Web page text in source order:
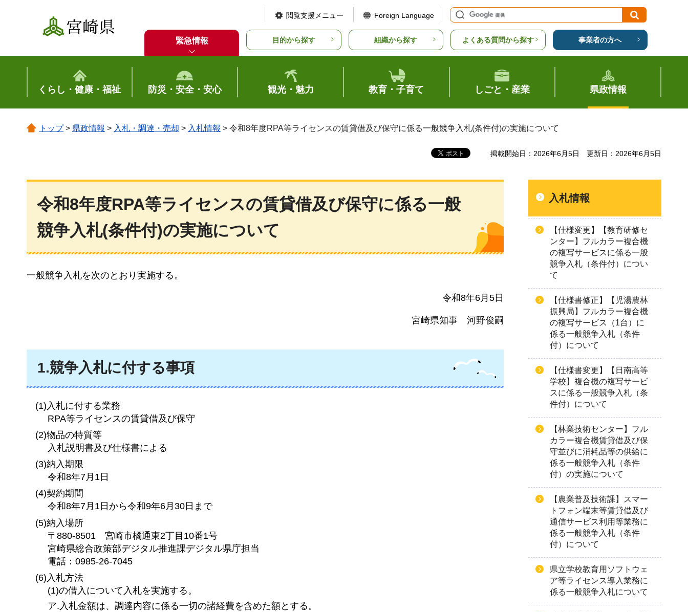
宮崎県
閲覧支援メニュー Foreign Language
緊急情報 目的から探す 組織から探す よくある質問から探す 事業者の方へ
くらし・健康・福祉 防災・安全・安心 観光・魅力 教育・子育て しごと・産業 県政情報
トップ> 県政情報 > 入札・調達・売却 > 入札情報 > 令和8年度RPA等ライセンスの賃貸借及び保守に係る一般競争入札(条件付)の実施について
掲載開始日：2026年6月5日 更新日：2026年6月5日
令和8年度RPA等ライセンスの賃貸借及び保守に係る一般
競争入札(条件付)の実施について
一般競争入札を次のとおり実施する。
令和8年6月5日
宮崎県知事 河野俊嗣
1.競争入札に付する事項
(1)入札に付する業務
RPA等ライセンスの賃貸借及び保守
(2)物品の特質等
入札説明書及び仕様書による
(3)納入期限
令和8年7月1日
(4)契約期間
令和8年7月1日から令和9年6月30日まで
(5)納入場所
〒880-8501
宮崎市橘通東2丁目10番1号
宮崎県総合政策部デジタル推進課デジタル県庁担当
電話：0985-26-7045
(6)入札方法
(1)の借入について入札を実施する。
ア.入札金額は、調達内容に係る一切の諸経費を含めた額とする。
入札情報
【仕様変更】【教育研修セ
ンター】フルカラー複合機
の複写サービスに係る一般
競争入札（条件付）につい
て
【仕様書修正】【児湯農林
振興局】フルカラー複合機
の複写サービス（1台）に
係る一般競争入札（条件
付）について
【仕様書変更】【日南高等
学校】複合機の複写サービ
スに係る一般競争入札（条
件付）について
【林業技術センター】フル
カラー複合機賃貸借及び保
守並びに消耗品等の供給に
係る一般競争入札（条件
付）の実施について
【農業普及技術課】スマー
トフォン端末等賃貸借及び
通信サービス利用等業務に
係る一般競争入札（条件
付）について
県立学校教育用ソフトウェ
ア等ライセンス導入業務に
係る一般競争入札について